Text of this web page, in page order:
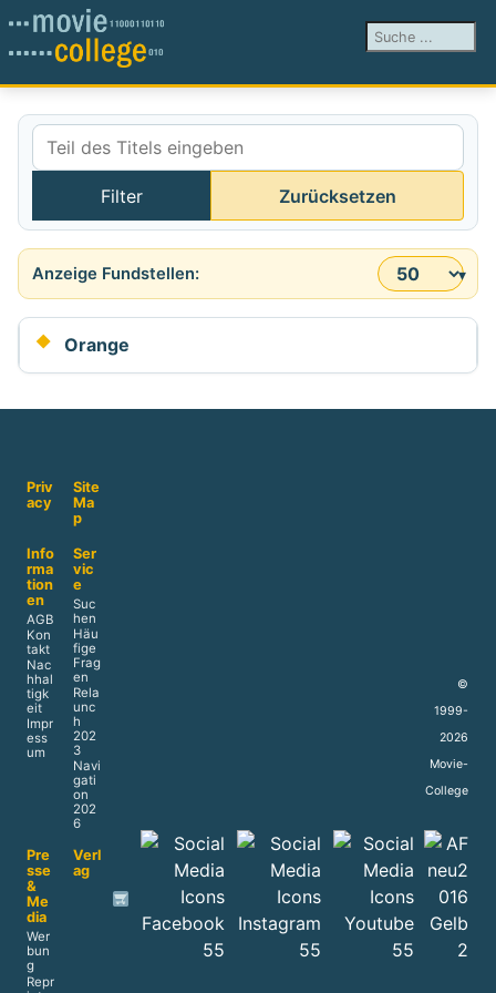
Suchen ...
Teil des Titels eingeben
Filter Zurücksetzen
Anzeige #
Orange
Priv
acy
Site
Ma
p
Info
rma
tion
en
AGB
Kon
takt
Nac
hhal
tigk
eit
Impr
ess
um
Ser
vic
e
Suc
hen
Häu
fige
Frag
en
Rela
unc
h
202
3
Navi
gati
on
202
6
Pre
sse
&
Me
dia
Wer
bun
g
Repr
Verl
ag
©
1999-
2026
Movie-
College